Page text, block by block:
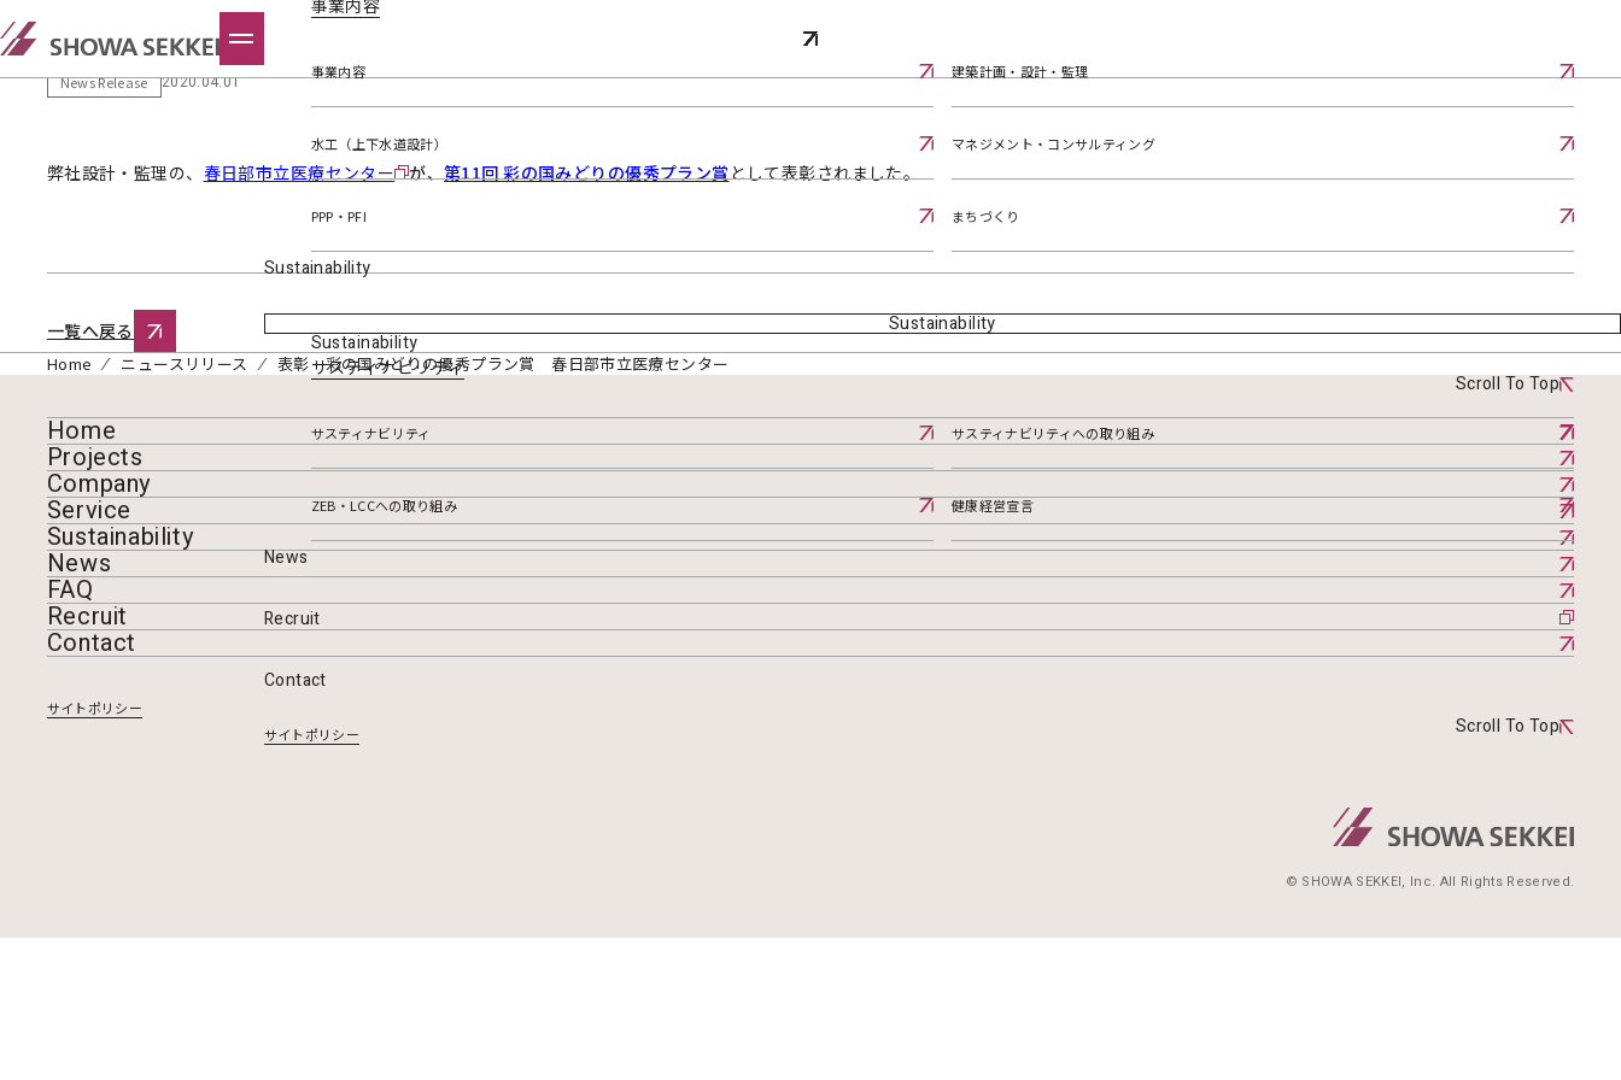
事業内容
事業内容 建築計画・設計・監理
水工（上下水道設計） マネジメント・コンサルティング
PPP・PFI まちづくり
Sustainability
Sustainability
Sustainability
サスティナビリティ
サスティナビリティ サスティナビリティへの取り組み
ZEB・LCCへの取り組み 健康経営宣言
News
Recruit
Contact
サイトポリシー
表彰 彩の国みどりの優秀プラン賞 春日部市立医療センター
News Release 2020.04.01
弊社設計・監理の、 春日部市立医療センター が、第11回 彩の国みどりの優秀プラン賞として表彰されました。
一覧へ戻る
Home ニュースリリース 表彰 彩の国みどりの優秀プラン賞 春日部市立医療センター
Scroll To Top
Home
Projects
Company
Service
Sustainability
News
FAQ
Recruit
Contact
サイトポリシー
Scroll To Top
© SHOWA SEKKEI, Inc. All Rights Reserved.